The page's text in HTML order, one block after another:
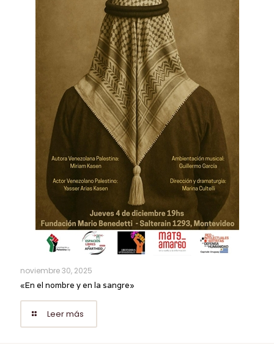
noviembre 30, 2025
«En el nombre y en la sangre»
Leer más